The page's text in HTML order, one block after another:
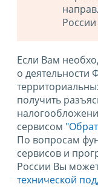
Если Вам
о деятельности
получить
сервисом
По вопросам
сервисов и
России Вы
технической